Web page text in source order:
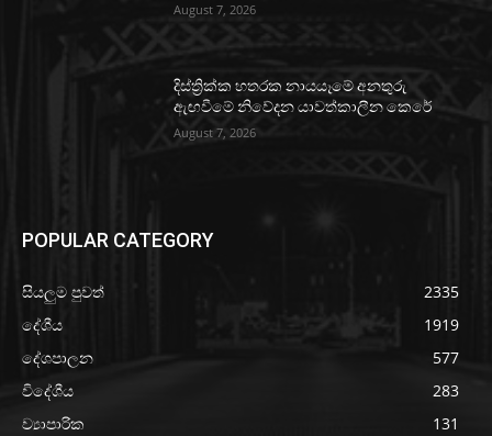
August 7, 2026
දිස්ත්‍රික්ක හතරක නායයෑමේ අනතුරු
ඇඟවීමේ නිවේදන යාවත්කාලීන කෙරේ
August 7, 2026
POPULAR CATEGORY
සියලුම පුවත්
2335
දේශීය
1919
දේශපාලන
577
විදේශීය
283
ව්‍යාපාරික
131